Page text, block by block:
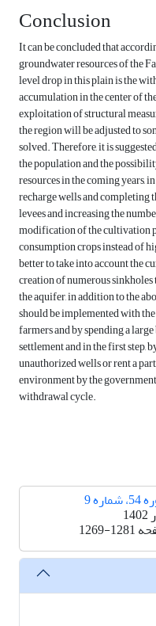
Conclusion
It can be concluded that
groundwater resources of the
level drop in this plain is the
accumulation in the center of
exploitation of structural
the region will be adjusted to
solved. Therefore, it is
the population and the
resources in the coming years,
recharge wells and completing
levees and increasing the
modification of the cultivation
consumption crops instead of
better to take into account the
creation of numerous
the aquifer, in addition to the
should be implemented with
farmers and by spending a
settlement and in the first step,
unauthorized wells or rent a
environment by the
withdrawal cycle.
9
1269-1281